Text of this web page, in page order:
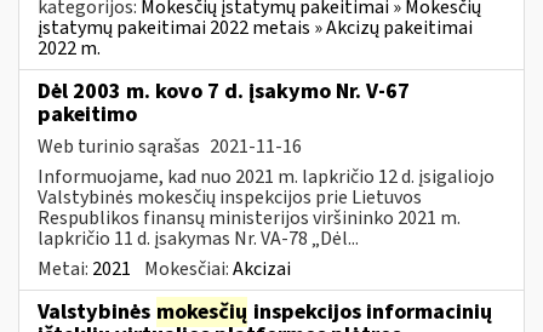
kategorijos: Mokesčių įstatymų pakeitimai » Mokesčių
įstatymų pakeitimai 2022 metais » Akcizų pakeitimai
2022 m.
Dėl 2003 m. kovo 7 d. įsakymo Nr. V-67
pakeitimo
Web turinio sąrašas 2021-11-16
Informuojame, kad nuo 2021 m. lapkričio 12 d. įsigaliojo
Valstybinės mokesčių inspekcijos prie Lietuvos
Respublikos finansų ministerijos viršininko 2021 m.
lapkričio 11 d. įsakymas Nr. VA-78 „Dėl...
Metai: 2021 Mokesčiai:Akcizai
Valstybinės mokesčių inspekcijos informacinių